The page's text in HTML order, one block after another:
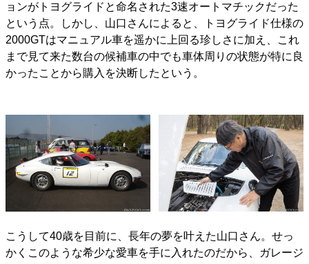
ョンがトヨグライドと命名された3速オートマチックだった
という点。しかし、山口さんによると、トヨグライド仕様の
2000GTはマニュアル車を遥かに上回る珍しさに加え、これ
まで見て来た数台の候補車の中でも車体周りの状態が特に良
かったことから購入を決断したという。
こうして40歳を目前に、長年の夢を叶えた山口さん。せっ
かくこのような希少な愛車を手に入れたのだから、ガレージ